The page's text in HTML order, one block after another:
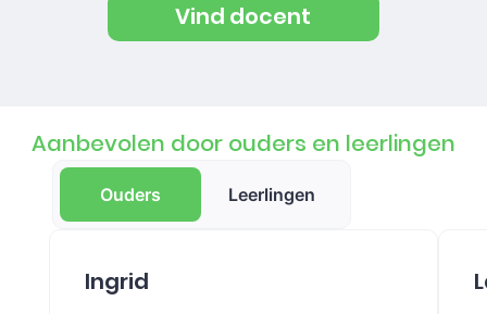
Vind docent
Aanbevolen door ouders en leerlingen
Ouders Leerlingen
Ingrid